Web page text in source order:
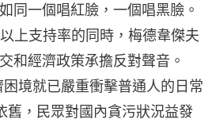
同一個唱紅臉，一個唱黑臉。
上支持率的同時，梅德韋傑夫
和經濟政策承擔反對聲音。
境就已嚴重衝擊普通人的日常
舊，民眾對國內貪污狀況益發